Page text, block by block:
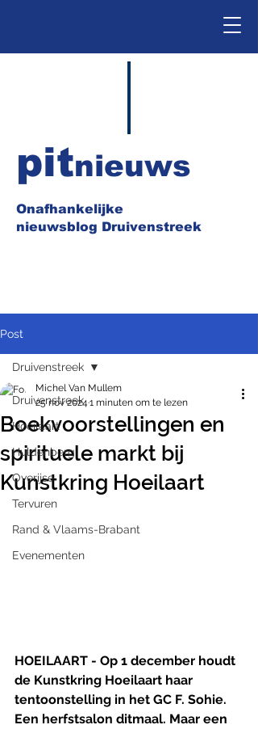
Onafhankelijke
nieuwsblog Druivenstreek
pitnieuws
Post
Druivenstreek
Hoeilaart
Huldenberg
Overijse
Tervuren
Rand & Vlaams-Brabant
Evenementen
Druivenstreek
Boekvoorstellingen en
spirituele markt bij
Kunstkring Hoeilaart
Michel Van Mullem
25 nov 2024 1 minuten om te lezen
HOEILAART - Op 1 december houdt
de Kunstkring Hoeilaart haar
tentoonstelling in het GC F. Sohie.
Een herfstsalon ditmaal. Maar een